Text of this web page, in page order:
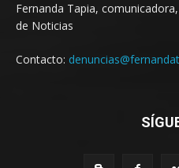
Fernanda Tapia,
de Noticias
Contacto: